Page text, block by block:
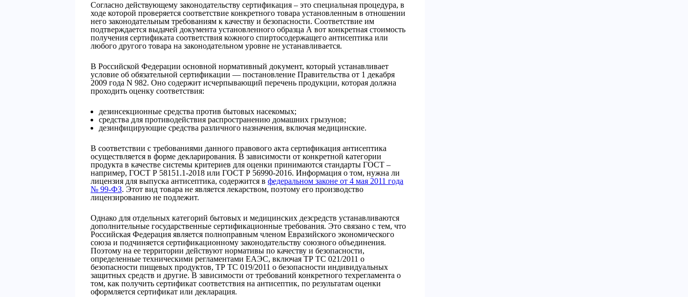
Согласно действующему законодательству сертификация – это специальная процедура, в
ходе которой проверяется соответствие конкретного товара установленным в отношении
него законодательным требованиям к качеству и безопасности. Соответствие им
подтверждается выдачей документа установленного образца А вот конкретная стоимость
получения сертификата соответствия кожного спиртосодержащего антисептика или
любого другого товара на законодательном уровне не устанавливается.
В Российской Федерации основной нормативный документ, который устанавливает
условие об обязательной сертификации — постановление Правительства от 1 декабря
2009 года N 982. Оно содержит исчерпывающий перечень продукции, которая должна
проходить оценку соответствия:
дезинсекционные средства против бытовых насекомых;
средства для противодействия распространению домашних грызунов;
дезинфицирующие средства различного назначения, включая медицинские.
В соответствии с требованиями данного правового акта сертификация антисептика
осуществляется в форме декларирования. В зависимости от конкретной категории
продукта в качестве системы критериев для оценки принимаются стандарты ГОСТ –
например, ГОСТ Р 58151.1-2018 или ГОСТ Р 56990-2016. Информация о том, нужна ли
лицензия для выпуска антисептика, содержится в федеральном законе от 4 мая 2011 года
№ 99-ФЗ. Этот вид товара не является лекарством, поэтому его производство
лицензированию не подлежит.
Однако для отдельных категорий бытовых и медицинских дезсредств устанавливаются
дополнительные государственные сертификационные требования. Это связано с тем, что
Российская Федерация является полноправным членом Евразийского экономического
союза и подчиняется сертификационному законодательству союзного объединения.
Поэтому на ее территории действуют нормативы по качеству и безопасности,
определенные техническими регламентами ЕАЭС, включая ТР ТС 021/2011 о
безопасности пищевых продуктов, ТР ТС 019/2011 о безопасности индивидуальных
защитных средств и другие. В зависимости от требований конкретного техрегламента о
том, как получить сертификат соответствия на антисептик, по результатам оценки
оформляется сертификат или декларация.